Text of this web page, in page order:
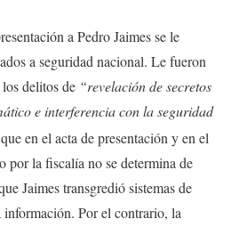
a Pedro Jaimes se le
a seguridad nacional. Le fueron
delitos de “revelación de secretos
e interferencia con la seguridad
en el acta de presentación y en el
por la fiscalía no se determina de
Jaimes transgredió sistemas de
información. Por el contrario, la